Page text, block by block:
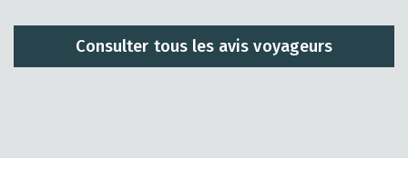
Consulter tous les avis voyageurs